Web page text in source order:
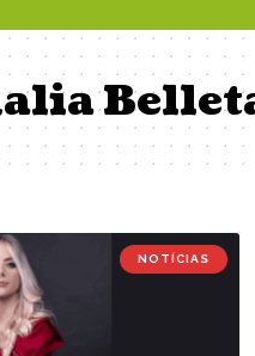
NOTÍCIAS